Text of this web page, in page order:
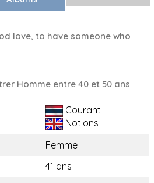
love, to have someone who
Homme entre 40 et 50 ans
Courant
Notions
Femme
41 ans